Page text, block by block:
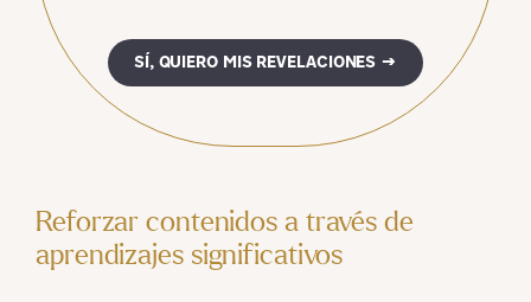
SÍ, QUIERO MIS REVELACIONES →
Reforzar contenidos a través de
aprendizajes significativos